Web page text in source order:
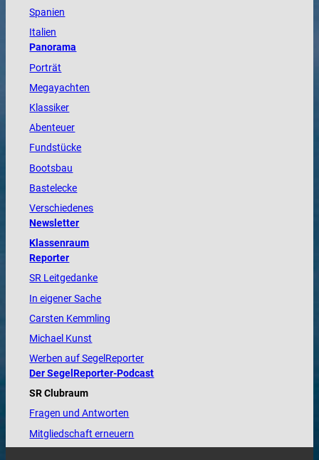
Spanien
Italien
Panorama
Porträt
Megayachten
Klassiker
Abenteuer
Fundstücke
Bootsbau
Bastelecke
Verschiedenes
Newsletter
Klassenraum
Reporter
SR Leitgedanke
In eigener Sache
Carsten Kemmling
Michael Kunst
Werben auf SegelReporter
Der SegelReporter-Podcast
SR Clubraum
Fragen und Antworten
Mitgliedschaft erneuern